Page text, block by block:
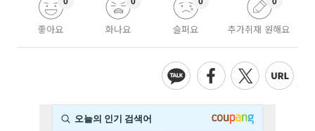
좋아요 화나요 슬퍼요 추가취재 원해요